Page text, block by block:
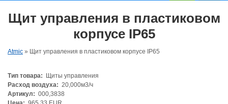
Щит управления в пластиковом
корпусе IP65
Atmic » Щит управления в пластиковом корпусе IP65
Тип товара:
Щиты управления
Расход воздуха: 20,000м3/ч
Артикул: 000,3838